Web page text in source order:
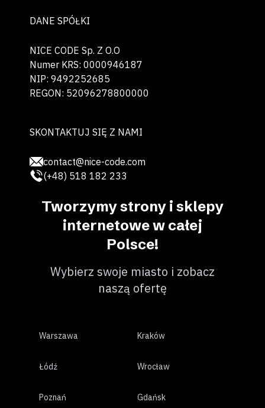
DANE SPÓŁKI
NICE CODE Sp. Z O.O
Numer KRS: 0000946187
NIP: 9492252685
REGON: 52096278800000
SKONTAKTUJ SIĘ Z NAMI
contact@nice-code.com
(+48) 518 182 233
Tworzymy strony i sklepy
internetowe w całej
Polsce!
Wybierz swoje miasto i zobacz
naszą ofertę
Warszawa Kraków
Łódź Wrocław
Poznań Gdańsk